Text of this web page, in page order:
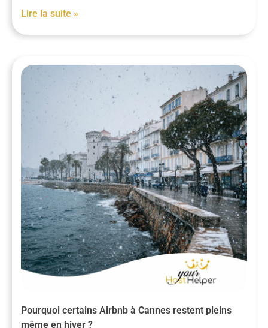
Lire la suite »
Pourquoi certains Airbnb à Cannes restent pleins
même en hiver ?